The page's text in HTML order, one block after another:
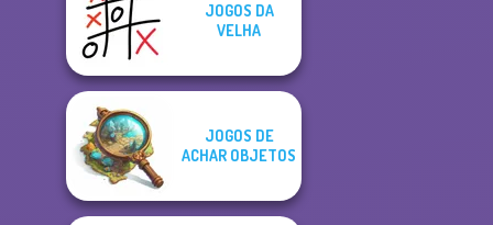
JOGOS DA
VELHA
JOGOS DE
ACHAR OBJETOS